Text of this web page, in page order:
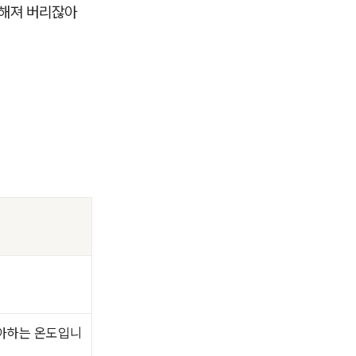
져 버리잖아
하는 온도입니